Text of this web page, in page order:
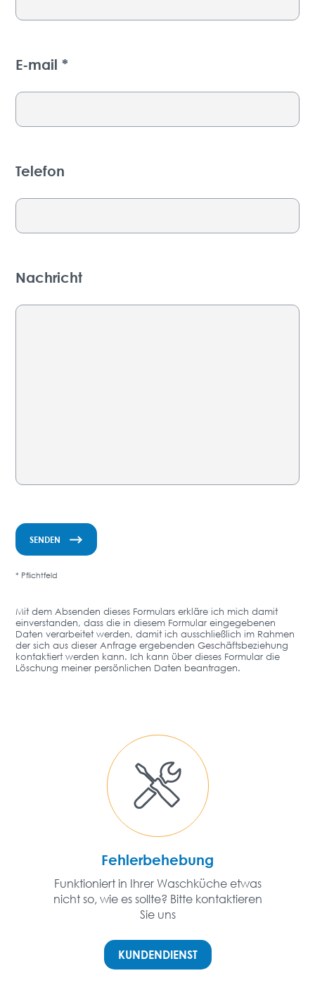
E-mail *
Telefon
Nachricht
* Pflichtfeld
Mit dem Absenden dieses Formulars erkläre ich mich damit
einverstanden, dass die in diesem Formular eingegebenen
Daten verarbeitet werden, damit ich ausschließlich im Rahmen
der sich aus dieser Anfrage ergebenden Geschäftsbeziehung
kontaktiert werden kann. Ich kann über dieses Formular die
Löschung meiner persönlichen Daten beantragen.
Fehlerbehebung
Funktioniert in Ihrer Waschküche etwas
nicht so, wie es sollte? Bitte kontaktieren
Sie uns
KUNDENDIENST